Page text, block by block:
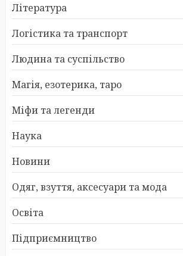
Література
Логістика та транспорт
Людина та суспільство
Магія, езотерика, таро
Міфи та легенди
Наука
Новини
Одяг, взуття, аксесуари та мода
Освіта
Підприємництво